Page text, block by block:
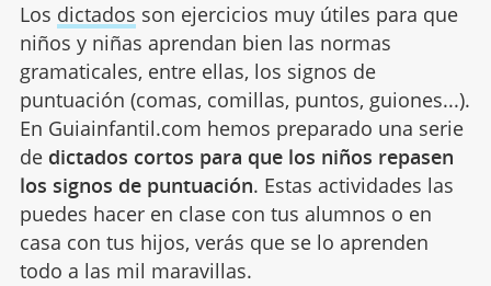
Los dictados son ejercicios muy útiles para que
niños y niñas aprendan bien las normas
gramaticales, entre ellas, los signos de
puntuación (comas, comillas, puntos, guiones...).
En Guiainfantil.com hemos preparado una serie
de dictados cortos para que los niños repasen
los signos de puntuación. Estas actividades las
puedes hacer en clase con tus alumnos o en
casa con tus hijos, verás que se lo aprenden
todo a las mil maravillas.